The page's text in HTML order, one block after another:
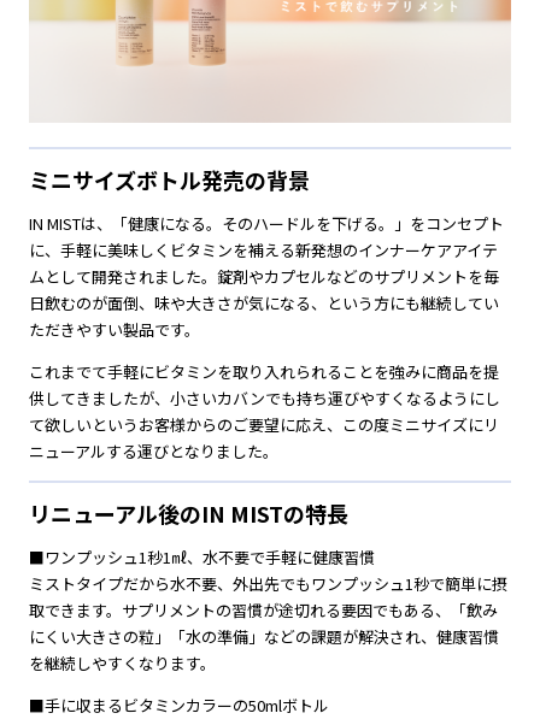
ミニサイズボトル発売の背景
IN MISTは、「健康になる。そのハードルを下げる。」をコンセプト
に、手軽に美味しくビタミンを補える新発想のインナーケアアイテ
ムとして開発されました。錠剤やカプセルなどのサプリメントを毎
日飲むのが面倒、味や大きさが気になる、という方にも継続してい
ただきやすい製品です。
これまでて手軽にビタミンを取り入れられることを強みに商品を提
供してきましたが、小さいカバンでも持ち運びやすくなるようにし
て欲しいというお客様からのご要望に応え、この度ミニサイズにリ
ニューアルする運びとなりました。
リニューアル後のIN MISTの特長
■ワンプッシュ1秒1㎖、水不要で手軽に健康習慣
ミストタイプだから水不要、外出先でもワンプッシュ1秒で簡単に摂
取できます。サプリメントの習慣が途切れる要因でもある、「飲み
にくい大きさの粒」「水の準備」などの課題が解決され、健康習慣
を継続しやすくなります。
■手に収まるビタミンカラーの50mlボトル